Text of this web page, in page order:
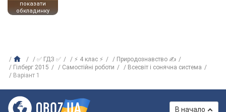
показати
обкладинку
✅ ГДЗ ✅ ⚡ 4 клас ⚡
Природознавство ✍
Гілберг 2015
Самостійні роботи
Всесвіт і сонячна система
Варіант 1
В начало